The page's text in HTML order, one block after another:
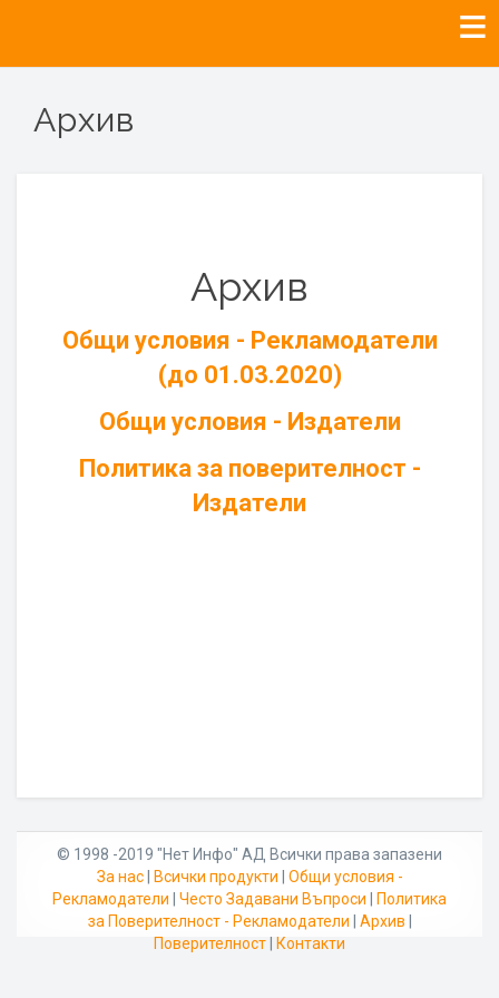
Архив
Архив
Общи условия - Рекламодатели
(до 01.03.2020)
Общи условия - Издатели
Политика за поверителност -
Издатели
© 1998 -2019 "Нет Инфо" АД Всички права запазени
За нас| Всички продукти
Общи условия -
Рекламодатели
Често Задавани Въпроси
Политика
за Поверителност - Рекламодатели
Архив
Поверителност
Контакти